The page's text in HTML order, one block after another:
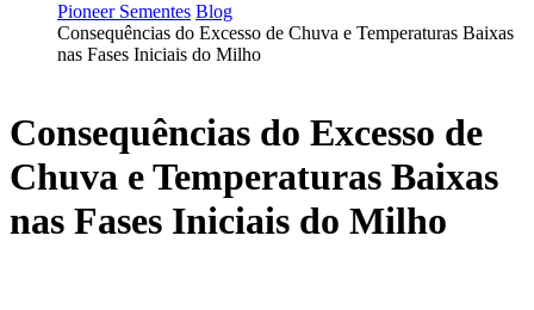
Pioneer Sementes Blog
Consequências do Excesso de Chuva e Temperaturas Baixas
nas Fases Iniciais do Milho
Consequências do Excesso de
Chuva e Temperaturas Baixas
nas Fases Iniciais do Milho